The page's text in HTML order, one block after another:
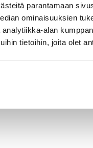
parantamaan
ominaisuuksien
analytiikka-alan
tietoihin, joita olet